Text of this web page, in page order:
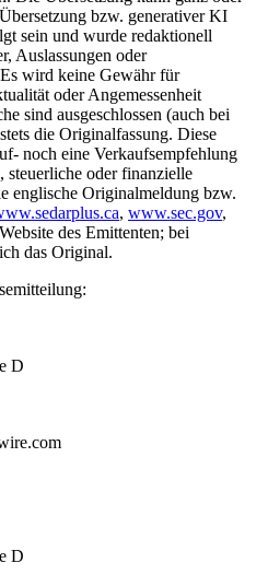
bzw. generativer KI
sein und wurde redaktionell
Auslassungen oder
wird keine Gewähr für
oder Angemessenheit
sind ausgeschlossen (auch bei
die Originalfassung. Diese
noch eine Verkaufsempfehlung
steuerliche oder finanzielle
englische Originalmeldung bzw.
, www.sec.gov,
des Emittenten; bei
das Original.
D
D